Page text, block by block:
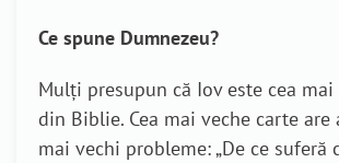
Ce spune Dumnezeu?
Mulți presupun că Iov este cea
din Biblie. Cea mai veche carte are
mai vechi probleme: „De ce suferă